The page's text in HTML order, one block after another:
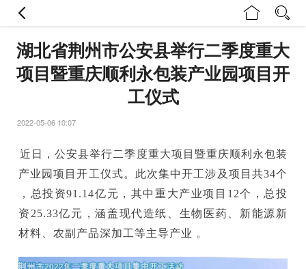
湖北省荆州市公安县举行二季度重大
项目暨重庆顺利永包装产业园项目开
工仪式
2022-05-06 10:07
日，公安县举行二季度重大项目暨重庆顺利永包装
产业园项目开工仪式。此次集中开工涉及项目共34个
，总投资91.14亿元，其中重大产业项目12个，总投
资25.33亿元，涵盖现代造纸、生物医药、新能源新
材料、农副产品深加工等主导产业 。